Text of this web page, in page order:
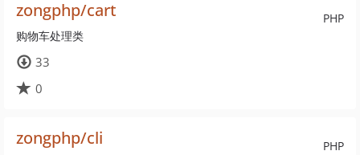
PHP
zongphp/cart
购物车处理类
33
0
PHP
zongphp/cli